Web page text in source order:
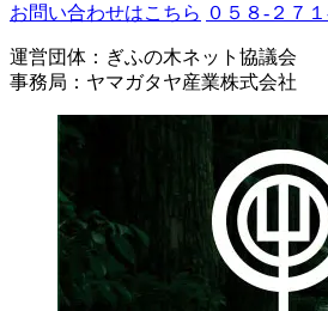
お問い合わせはこちら ０５８-２７
運営団体：ぎふの木ネット協議会
事務局：ヤマガタヤ産業株式会社